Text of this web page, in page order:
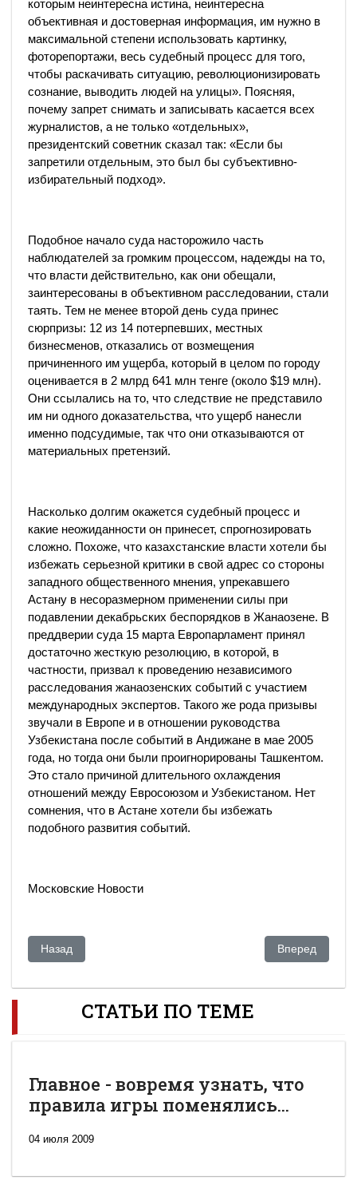
которым неинтересна истина, неинтересна
объективная и достоверная информация, им нужно в
максимальной степени использовать картинку,
фоторепортажи, весь судебный процесс для того,
чтобы раскачивать ситуацию, революционизировать
сознание, выводить людей на улицы». Поясняя,
почему запрет снимать и записывать касается всех
журналистов, а не только «отдельных»,
президентский советник сказал так: «Если бы
запретили отдельным, это был бы субъективно-
избирательный подход».
Подобное начало суда насторожило часть
наблюдателей за громким процессом, надежды на то,
что власти действительно, как они обещали,
заинтересованы в объективном расследовании, стали
таять. Тем не менее второй день суда принес
сюрпризы: 12 из 14 потерпевших, местных
бизнесменов, отказались от возмещения
причиненного им ущерба, который в целом по городу
оценивается в 2 млрд 641 млн тенге (около $19 млн).
Они ссылались на то, что следствие не представило
им ни одного доказательства, что ущерб нанесли
именно подсудимые, так что они отказываются от
материальных претензий.
Насколько долгим окажется судебный процесс и
какие неожиданности он принесет, спрогнозировать
сложно. Похоже, что казахстанские власти хотели бы
избежать серьезной критики в свой адрес со стороны
западного общественного мнения, упрекавшего
Астану в несоразмерном применении силы при
подавлении декабрьских беспорядков в Жанаозене. В
преддверии суда 15 марта Европарламент принял
достаточно жесткую резолюцию, в которой, в
частности, призвал к проведению независимого
расследования жанаозенских событий с участием
международных экспертов. Такого же рода призывы
звучали в Европе и в отношении руководства
Узбекистана после событий в Андижане в мае 2005
года, но тогда они были проигнорированы Ташкентом.
Это стало причиной длительного охлаждения
отношений между Евросоюзом и Узбекистаном. Нет
сомнения, что в Астане хотели бы избежать
подобного развития событий.
Московские Новости
Предыдущий: Покайся, и тебе скидка будет!
Назад Следующий: В
Вперед
СТАТЬИ ПО ТЕМЕ
Главное - вовремя узнать, что
правила игры поменялись...
04 июля 2009